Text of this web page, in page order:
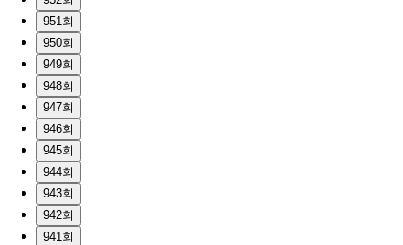
951회
950회
949회
948회
947회
946회
945회
944회
943회
942회
941회